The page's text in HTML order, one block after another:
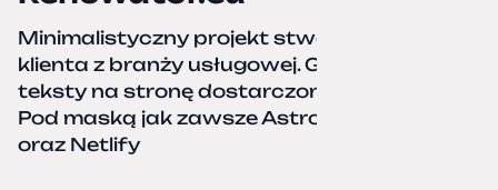
Minimalistyczny projekt stworzony dla
klienta z branży usługowej. Grafiki oraz
teksty na stronę dostarczone przez klienta.
Pod maską jak zawsze Astro, TailwindCSS,
oraz Netlify